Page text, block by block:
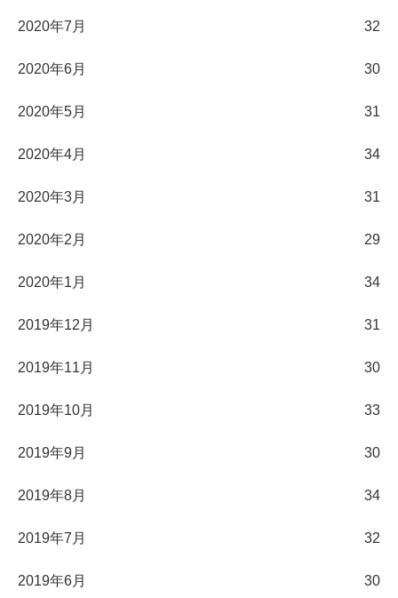
2020年7月 32
2020年6月 30
2020年5月 31
2020年4月 34
2020年3月 31
2020年2月 29
2020年1月 34
2019年12月 31
2019年11月 30
2019年10月 33
2019年9月 30
2019年8月 34
2019年7月 32
2019年6月 30